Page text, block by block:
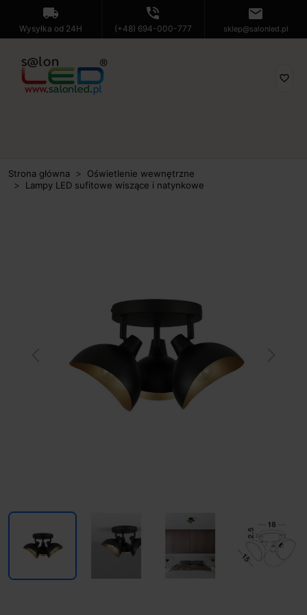
local_shipping
Wysyłka od 24H
phone_in_talk
(+48) 694-000-777
mail
sklep@salonled.pl
favorite_border
Strona główna
Oświetlenie wewnętrzne
Lampy LED sufitowe wiszące i natynkowe
Previous